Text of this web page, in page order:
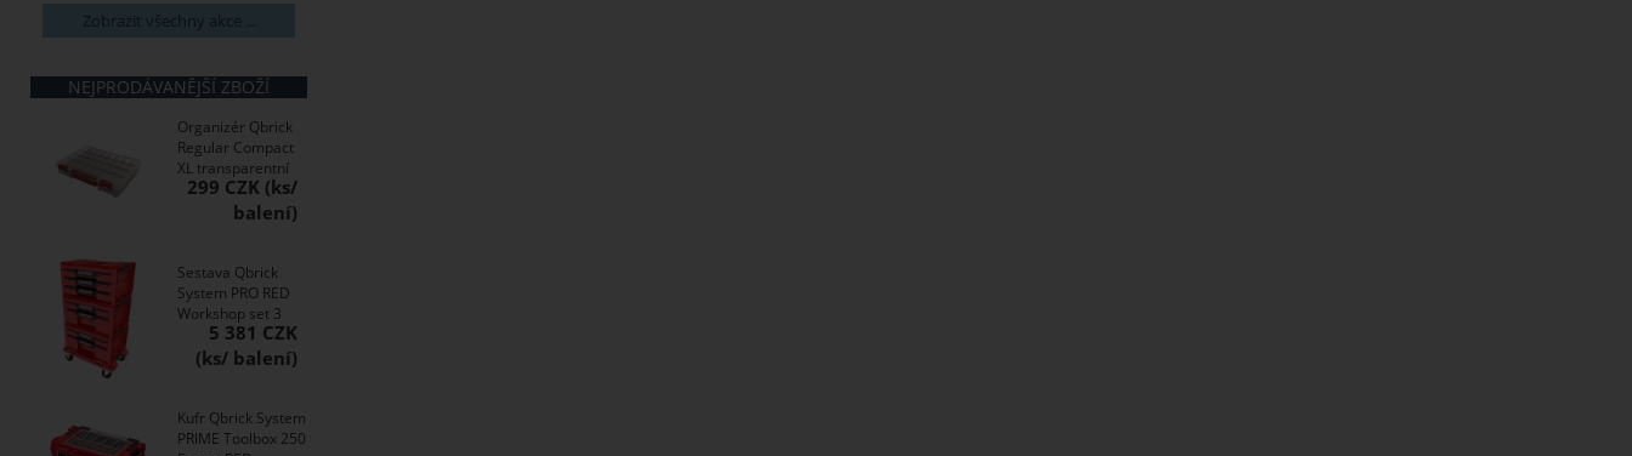
Zobrazit všechny akce ...
NEJPRODÁVANĚJŠÍ ZBOŽÍ
Organizér Qbrick
Regular Compact
XL transparentní
299 CZK
Sestava Qbrick
System PRO RED
Workshop set 3
5 381 CZK
Kufr Qbrick System
PRIME Toolbox 250